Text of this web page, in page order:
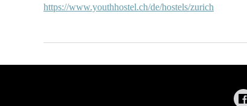
https://www.youthhostel.ch/de/hostels/zurich